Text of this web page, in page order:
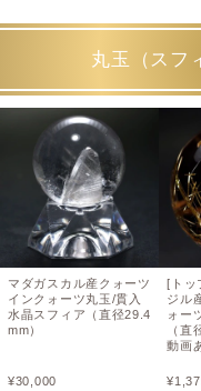
丸玉（スフ
マダガスカル産クォーツ
インクォーツ丸玉/貫入
水晶スフィア（直径29.4
mm）
¥30,000
[トッ
ジル
ォー
（
動画
¥